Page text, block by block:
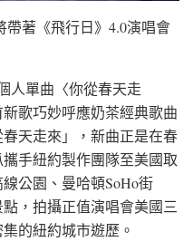
帶著《飛行日》4.0演唱會
人單曲〈你從春天走
歌巧妙呼應奶茶經典歌曲
春天走來」，新曲正是在春
手紐約製作團隊至美國取
公園、曼哈頓SoHo街
，拍攝正值演唱會美國三
的紐約城市遊歷。